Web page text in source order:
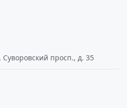
Суворовский просп., д. 35